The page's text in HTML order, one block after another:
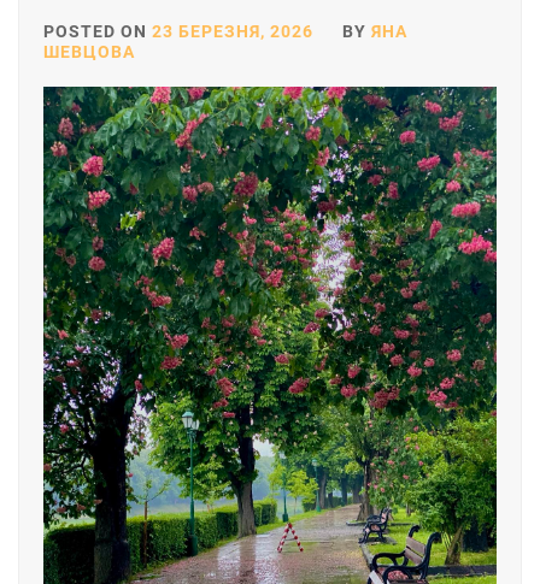
POSTED ON 23 БЕРЕЗНЯ, 2026 BY ЯНА
ШЕВЦОВА